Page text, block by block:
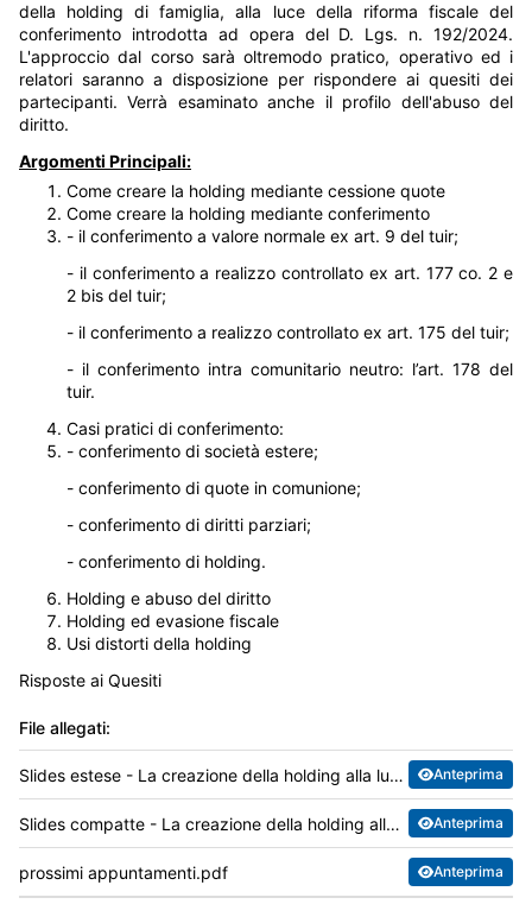
della holding di famiglia, alla luce della riforma fiscale del
conferimento introdotta ad opera del D. Lgs. n. 192/2024.
L'approccio dal corso sarà oltremodo pratico, operativo ed i
relatori saranno a disposizione per rispondere ai quesiti dei
partecipanti. Verrà esaminato anche il profilo dell'abuso del
diritto.
Argomenti Principali:
Come creare la holding mediante cessione quote
Come creare la holding mediante conferimento
- il conferimento a valore normale ex art. 9 del tuir;
- il conferimento a realizzo controllato ex art. 177 co. 2 e
2 bis del tuir;
- il conferimento a realizzo controllato ex art. 175 del tuir;
- il conferimento intra comunitario neutro: l’art. 178 del
tuir.
Casi pratici di conferimento:
- conferimento di società estere;
- conferimento di quote in comunione;
- conferimento di diritti parziari;
- conferimento di holding.
Holding e abuso del diritto
Holding ed evasione fiscale
Usi distorti della holding
Risposte ai Quesiti
File allegati:
Slides estese - La creazione della holding alla luce della riforma sul conferimento.pdf Anteprima
Slides compatte - La creazione della holding alla luce della riforma sul conferimento.pdf Anteprima
prossimi appuntamenti.pdf Anteprima